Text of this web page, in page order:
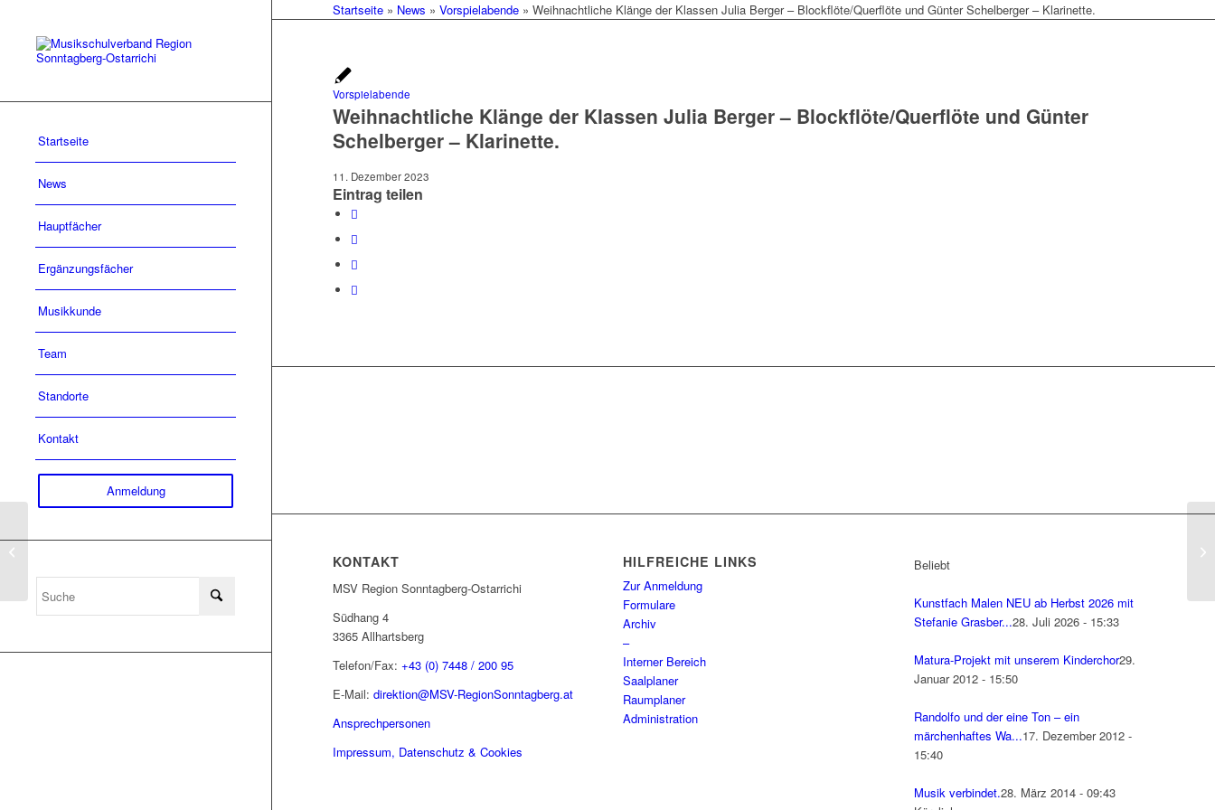
Startseite
News
Hauptfächer
Ergänzungsfächer
Musikkunde
Team
Standorte
Kontakt
Anmeldung
Startseite» News » Vorspielabende» Weihnachtliche Klänge der Klassen Julia Berger – Blockflöte/Querflöte und Günter Schelberger – Klarinette.
Vorspielabende
Weihnachtliche Klänge der Klassen Julia Berger – Blockflöte/Querflöte und Günter
Schelberger – Klarinette.
11. Dezember 2023
Eintrag teilen
KONTAKT
MSV Region Sonntagberg-Ostarrichi
Südhang 4
3365 Allhartsberg
Telefon/Fax: +43 (0) 7448 / 200 95
E-Mail: direktion@MSV-RegionSonntagberg.at
Ansprechpersonen
Impressum, Datenschutz & Cookies
HILFREICHE LINKS
Zur Anmeldung
Formulare
Archiv
–
Interner Bereich
Saalplaner
Raumplaner
Administration
Beliebt
Kunstfach Malen NEU ab Herbst 2026 mit
Stefanie Grasber...28. Juli 2026 - 15:33
Matura-Projekt mit unserem Kinderchor29.
Januar 2012 - 15:50
Randolfo und der eine Ton – ein
märchenhaftes Wa...17. Dezember 2012 -
15:40
Musik verbindet.28. März 2014 - 09:43
Vorspielabend der
Scherzenlehner –
Block...